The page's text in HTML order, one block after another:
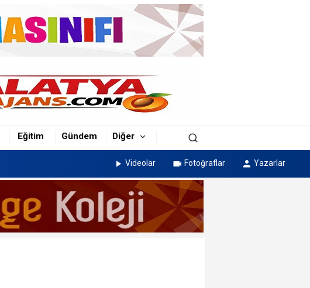
Eğitim Gündem Diğer
Videolar Fotoğraflar Yazarlar